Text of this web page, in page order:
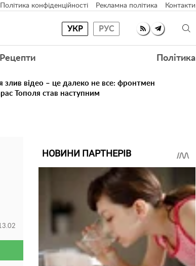
Політика конфіденційності Рекламна політика Контакти
УКР РУС
Рецепти Політика
злив відео – це далеко не все: фронтмен
Тополя став наступним
НОВИНИ ПАРТНЕРІВ